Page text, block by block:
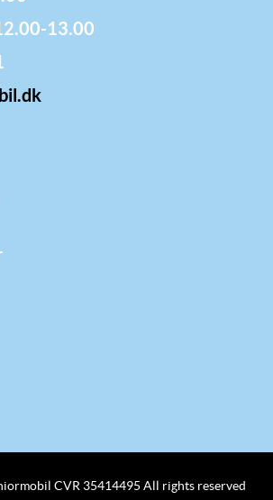
13.00
CVR 35414495 All rights reserved